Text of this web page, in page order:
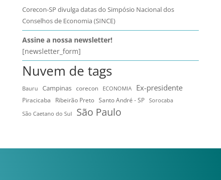
Corecon-SP divulga datas do Simpósio Nacional dos
Conselhos de Economia (SINCE)
Assine a nossa newsletter!
[newsletter_form]
Nuvem de tags
Bauru Campinas corecon ECONOMIA Ex-presidente
Piracicaba Ribeirão Preto Santo André - SP
Sorocaba
São Caetano do Sul
São Paulo